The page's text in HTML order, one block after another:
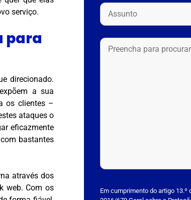
serviço.
para
direcionado.
a sua
os clientes –
ataques o
eficazmente
bastantes
através dos
web. Com os
lEm cumprimento do artigo 13.º